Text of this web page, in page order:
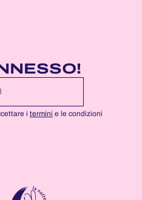
i termini e le condizioni